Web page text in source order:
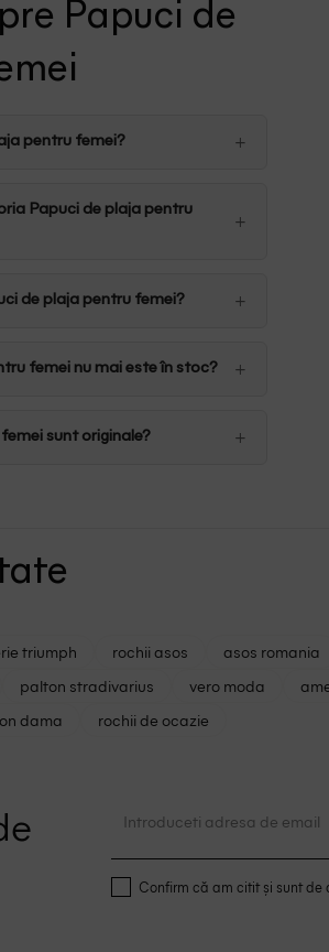
Papuci de
pentru femei?
Papuci de plaja pentru
de plaja pentru femei?
femei nu mai este în stoc?
sunt originale?
triumph rochii asos asos romania
palton stradivarius vero moda
dama rochii de ocazie
Confirm că am citit și sunt de